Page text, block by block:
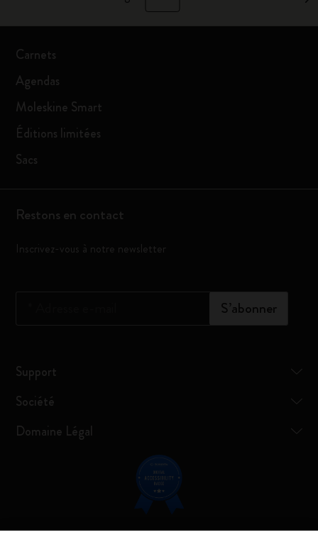
Carnets
Agendas
Moleskine Smart
Éditions limitées
Sacs
Restons en contact
Inscrivez-vous à notre newsletter
S’abonner
Support
Société
Domaine Légal